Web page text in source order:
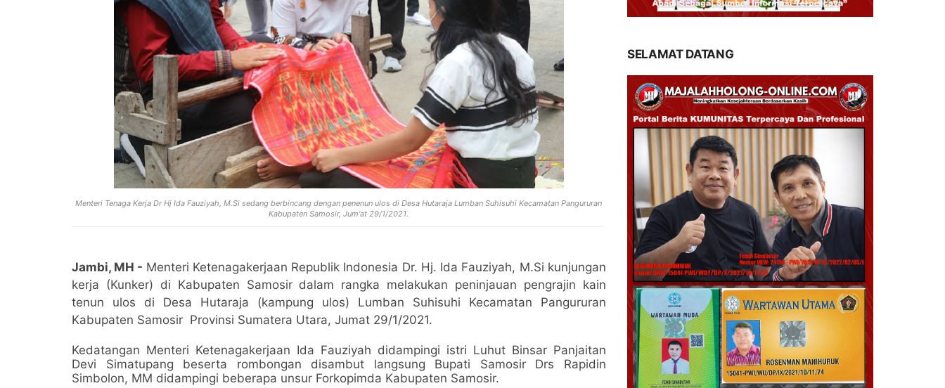
Menteri Tenaga Kerja Dr Hj Ida Fauziyah, M.Si sedang berbincang dengan penenun ulos di Desa Hutaraja Lumban Suhisuhi Kecamatan Pangururan
Kabupaten Samosir, Jum'at 29/1/2021.
Jambi, MH - Menteri Ketenagakerjaan Republik Indonesia Dr. Hj. Ida Fauziyah, M.Si kunjungan
kerja (Kunker) di Kabupaten Samosir dalam rangka melakukan peninjauan pengrajin kain
tenun ulos di Desa Hutaraja (kampung ulos) Lumban Suhisuhi Kecamatan Pangururan
Kabupaten Samosir Provinsi Sumatera Utara, Jumat 29/1/2021.
Kedatangan Menteri Ketenagakerjaan Ida Fauziyah didampingi istri Luhut Binsar Panjaitan
Devi Simatupang beserta rombongan disambut langsung Bupati Samosir Drs Rapidin
Simbolon, MM didampingi beberapa unsur Forkopimda Kabupaten Samosir.
SELAMAT DATANG